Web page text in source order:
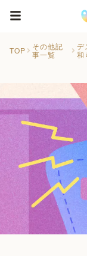
TOP
その他記
事一覧
デ
和